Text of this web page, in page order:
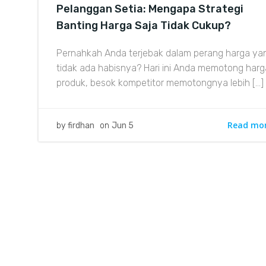
Pelanggan Setia: Mengapa Strategi
Banting Harga Saja Tidak Cukup?
Pernahkah Anda terjebak dalam perang harga
tidak ada habisnya? Hari ini Anda memotong
produk, besok kompetitor memotongnya lebih […]
by firdhan on Jun 5 Read